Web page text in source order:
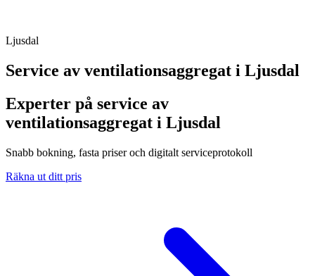
Ljusdal
Service av ventilationsaggregat i Ljusdal
Experter på service av
ventilationsaggregat i Ljusdal
Snabb bokning, fasta priser och digitalt serviceprotokoll
Räkna ut ditt pris